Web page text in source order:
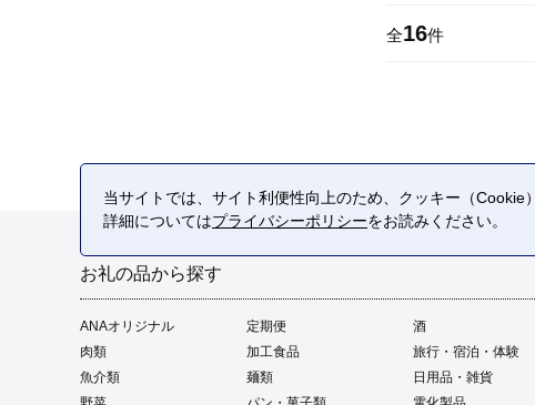
全16件
お礼の品から探す
ANAオリジナル 定期便
酒
肉類
加工食品
旅行・宿泊・体験
魚介類
麺類
日用品・雑貨
当サイトでは、サイト利便性向上のため、クッキー（
詳細についてはプライバシーポリシーをお読みください。